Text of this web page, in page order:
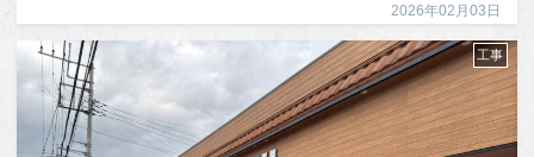
2026年02月03日
工事